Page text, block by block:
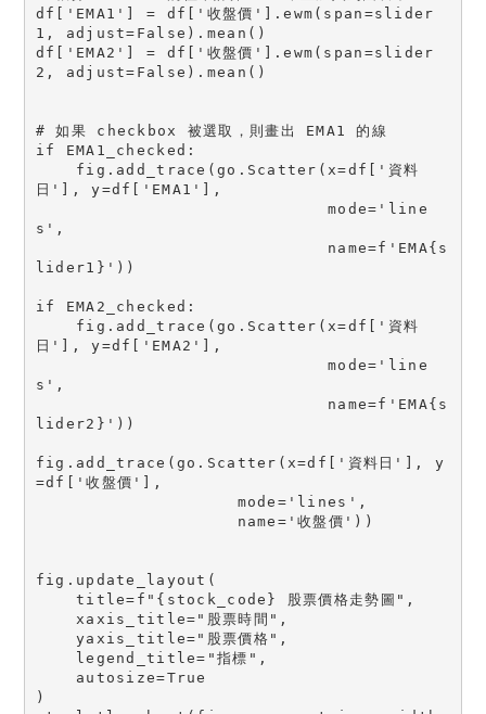
df['EMA1'] = df['收盤價'].ewm(span=slider
1, adjust=False).mean()
df['EMA2'] = df['收盤價'].ewm(span=slider
2, adjust=False).mean()
# 如果 checkbox 被選取，則畫出 EMA1 的線
if EMA1_checked:
日'], y=df['EMA1'],
                             mode='line
s',
lider1}'))
if EMA2_checked:
日'], y=df['EMA2'],
                             mode='line
s',
lider2}'))
fig.add_trace(go.Scatter(x=df['資料日'], y
=df['收盤價'],
fig.update_layout(
    title=f"{stock_code} 股票價格走勢圖",
    yaxis_title="股票價格",
)